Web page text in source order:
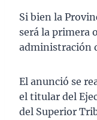
Si bien la
será la primera
administración
El anunció se
el titular del
del Superior